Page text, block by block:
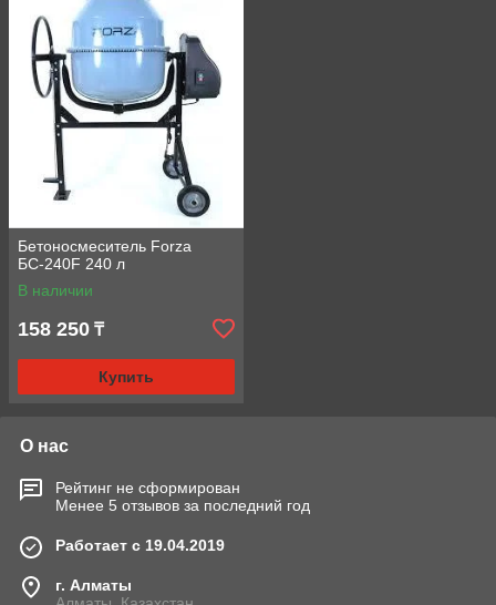
Бетоносмеситель Forza
БС-240F 240 л
В наличии
158 250 ₸
Купить
О нас
Рейтинг не сформирован
Менее 5 отзывов за последний год
Работает с 19.04.2019
г. Алматы